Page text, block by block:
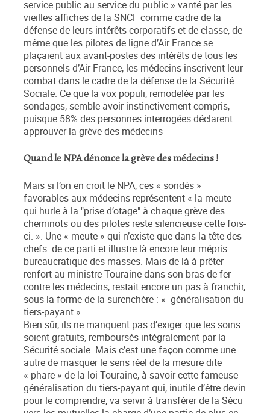
service public au service du public » vanté par les
vieilles affiches de la SNCF comme cadre de la
défense de leurs intérêts corporatifs et de classe, de
même que les pilotes de ligne d’Air France se
plaçaient aux avant-postes des intérêts de tous les
personnels d’Air France, les médecins inscrivent leur
combat dans le cadre de la défense de la Sécurité
Sociale. Ce que la vox populi, remodelée par les
sondages, semble avoir instinctivement compris,
puisque 58% des personnes interrogées déclarent
approuver la grève des médecins
Quand le NPA dénonce la grève des médecins !
Mais si l’on en croit le NPA, ces « sondés »
favorables aux médecins représentent « la meute
qui hurle à la "prise d’otage" à chaque grève des
cheminots ou des pilotes reste silencieuse cette fois-
ci. ». Une « meute » qui n’existe que dans la tête des
chefs de ce parti et illustre là encore leur mépris
bureaucratique des masses. Mais de là à prêter
renfort au ministre Touraine dans son bras-de-fer
contre les médecins, restait encore un pas à franchir,
sous la forme de la surenchère : « généralisation du
tiers-payant ».
Bien sûr, ils ne manquent pas d’exiger que les soins
soient gratuits, remboursés intégralement par la
Sécurité sociale. Mais c’est une façon comme une
autre de masquer le sens réel de la mesure dite
« phare » de la loi Touraine, à savoir cette fameuse
généralisation du tiers-payant qui, inutile d’être devin
pour le comprendre, va servir à transférer de la Sécu